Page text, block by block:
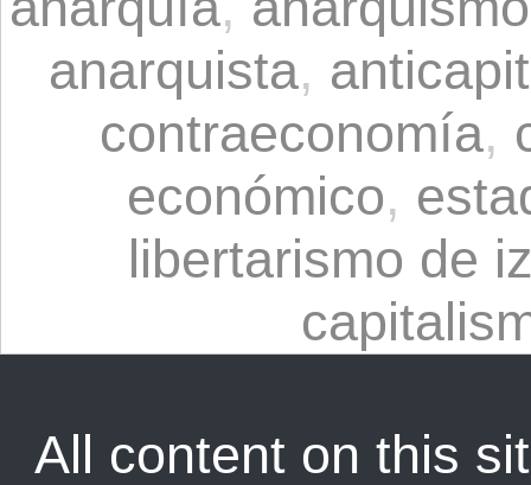
anarquista,
contraeconomía,
económico,
libertarismo de
All content on this